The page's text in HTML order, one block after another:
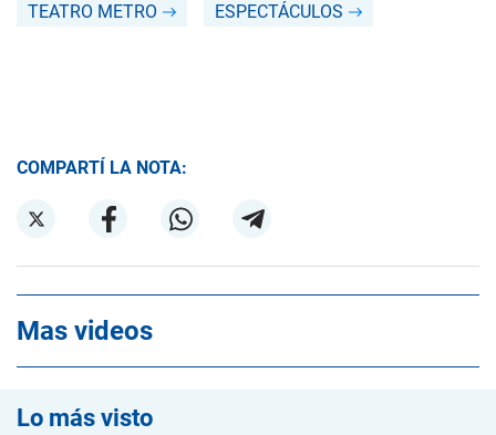
TEATRO METRO ESPECTÁCULOS
COMPARTÍ LA NOTA:
Mas videos
Lo más visto